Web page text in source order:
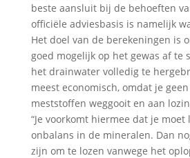
beste aansluit bij de behoeften
officiële adviesbasis is namelijk
Het doel van de berekeningen is
goed mogelijk op het gewas af te
het drainwater volledig te
meest economisch, omdat je
meststoffen weggooit en aan
“Je voorkomt hiermee dat je moet
onbalans in de mineralen. Dan
zijn om te lozen vanwege het